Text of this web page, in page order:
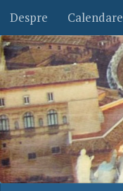
Skip to content
Despre Calendare